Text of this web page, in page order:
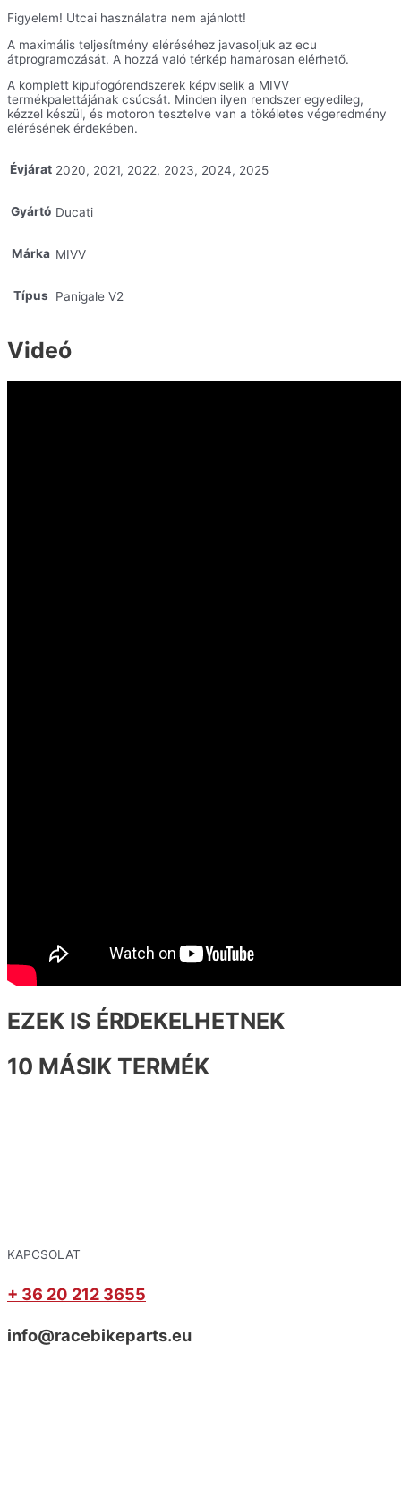
Figyelem! Utcai használatra nem ajánlott!
A maximális teljesítmény eléréséhez javasoljuk az ecu
átprogramozását. A hozzá való térkép hamarosan elérhető.
A komplett kipufogórendszerek képviselik a MIVV
termékpalettájának csúcsát. Minden ilyen rendszer egyedileg,
kézzel készül, és motoron tesztelve van a tökéletes végeredmény
elérésének érdekében.
Évjárat 2020, 2021, 2022, 2023, 2024, 2025
Gyártó Ducati
Márka MIVV
Típus Panigale V2
Videó
EZEK IS ÉRDEKELHETNEK
10 MÁSIK TERMÉK
KAPCSOLAT
+ 36 20 212 3655
info@racebikeparts.eu